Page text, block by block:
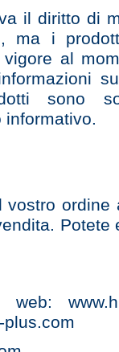
il diritto di
ma i
al
sono
informativo.
vostro ordine
Potete
plus.com